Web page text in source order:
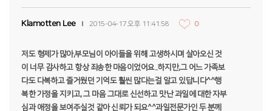
Klamotten Lee 2015-04-17 오후 11:41:58 0
저도 형제가 많아,부모님이 아이들을 위해 고생하시며 살아오신 것
이 너무 감사하고 항상 죄송한 마음이었어요..하지만,그 어느 가족보
다도 다복하고 즐거웠던 기억도 훨씬 많다는걸 알고 있답니다^^행
복한 가정을 지키고, 그 마음 그대로 신선하고 맛난 과일에 대한 자부
심과 애정을 보여주실것 같아 신뢰가 되요^^과일전문가인 두 분께